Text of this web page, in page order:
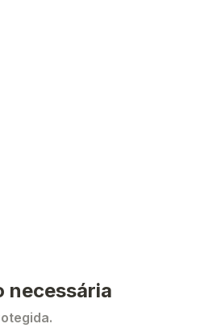
necessária